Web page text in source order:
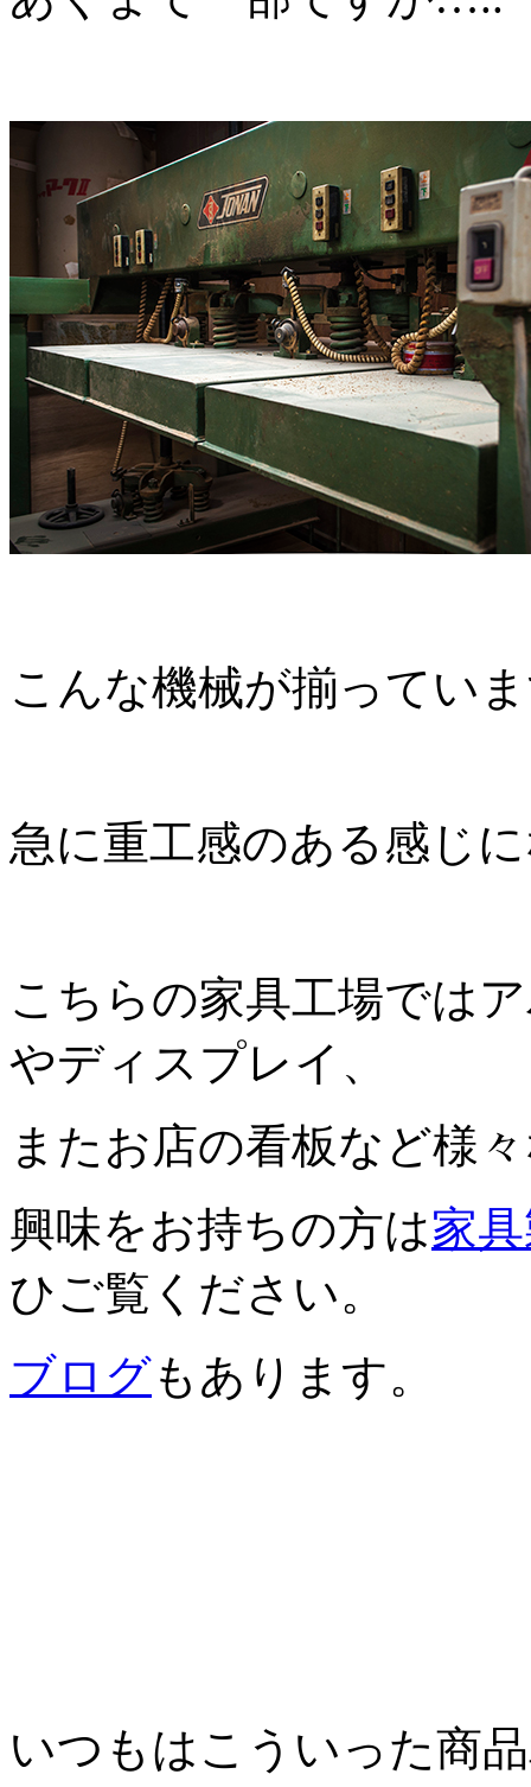
こんな機械が揃ってい
急に重工感のある感じ
こちらの家具工場では
やディスプレイ、
またお店の看板など様
興味をお持ちの方は家
ひご覧ください。
ブログもあります。
いつもはこういった商